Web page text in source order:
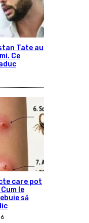
Tate au
Ce
care pot
le
să